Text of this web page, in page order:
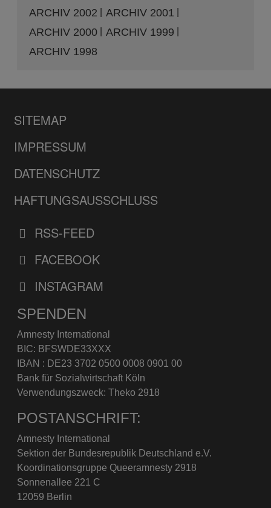
ARCHIV 2002
ARCHIV 2001
ARCHIV 2000
ARCHIV 1999
ARCHIV 1998
SITEMAP
IMPRESSUM
DATENSCHUTZ
HAFTUNGSAUSSCHLUSS
RSS-FEED
FACEBOOK
INSTAGRAM
SPENDEN
Amnesty International
BIC: BFSWDE33XXX
IBAN : DE23 3702 0500 0008 0901 00
Bank für Sozialwirtschaft Köln
Verwendungszweck: Theko 2918
POSTANSCHRIFT:
Amnesty International
Sektion der Bundesrepublik Deutschland e.V.
Koordinationsgruppe Queeramnesty 2918
Sonnenallee 221 C
12059 Berlin